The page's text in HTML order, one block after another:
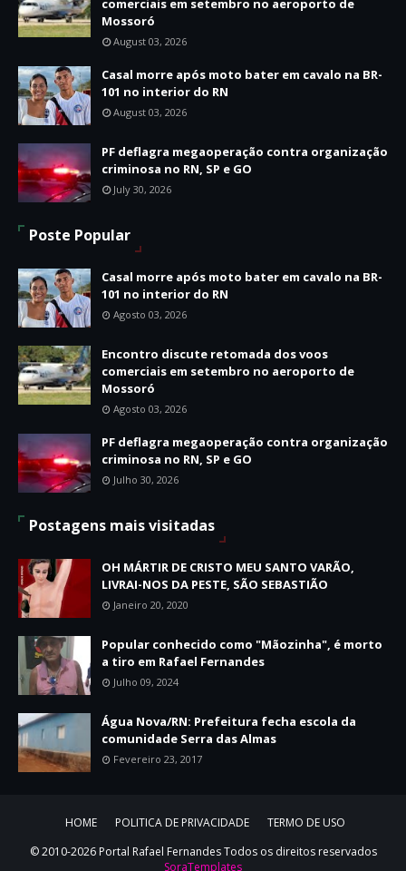
comerciais em setembro no aeroporto de
Mossoró
August 03, 2026
Casal morre após moto bater em cavalo na BR-
101 no interior do RN
August 03, 2026
PF deflagra megaoperação contra organização
criminosa no RN, SP e GO
July 30, 2026
Poste Popular
Casal morre após moto bater em cavalo na BR-
101 no interior do RN
Agosto 03, 2026
Encontro discute retomada dos voos
comerciais em setembro no aeroporto de
Mossoró
Agosto 03, 2026
PF deflagra megaoperação contra organização
criminosa no RN, SP e GO
Julho 30, 2026
Postagens mais visitadas
OH MÁRTIR DE CRISTO MEU SANTO VARÃO,
LIVRAI-NOS DA PESTE, SÃO SEBASTIÃO
Janeiro 20, 2020
Popular conhecido como "Mãozinha", é morto
a tiro em Rafael Fernandes
Julho 09, 2024
Água Nova/RN: Prefeitura fecha escola da
comunidade Serra das Almas
Fevereiro 23, 2017
HOME POLITICA DE PRIVACIDADE
TERMO DE USO
© 2010-2026 Portal Rafael Fernandes Todos os direitos reservados
SoraTemplates